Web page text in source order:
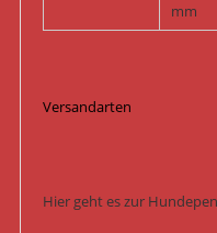
mm
Versandarten
Hier geht es zur